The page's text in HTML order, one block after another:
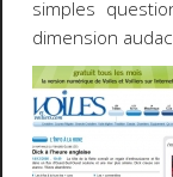
simples
dimension